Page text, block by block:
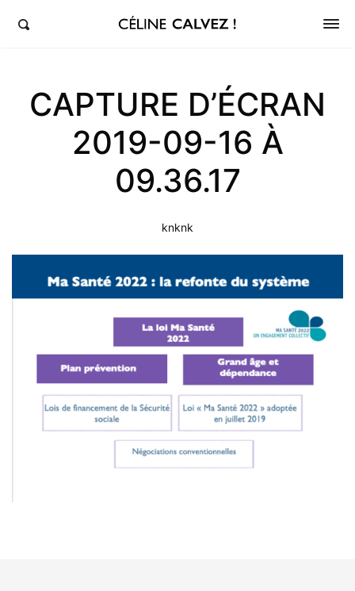
Céline Calvez, députée de la 5ème circonscription des Hauts-de-Seine et Clichy-Levallois
CAPTURE D’ÉCRAN
2019-09-16 À
09.36.17
knknk